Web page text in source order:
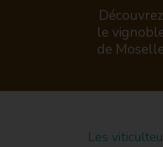
Découvrez
le
de
Les